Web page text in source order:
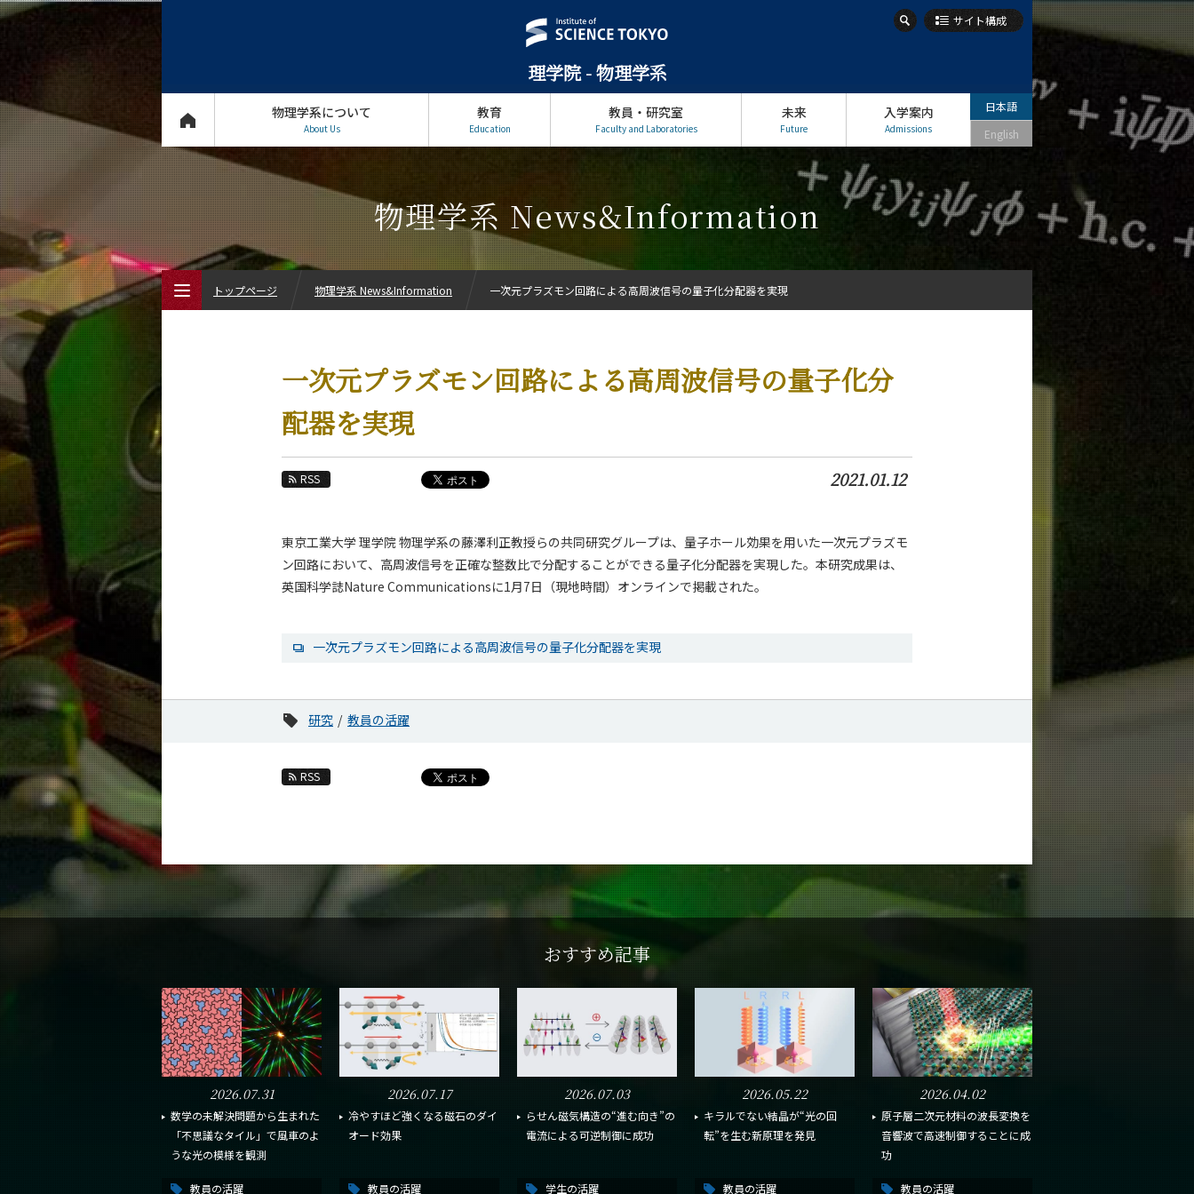
理学院 - 物理学系
サイト構成
物理学系について
About Us
教育
Education
教員・研究室
Faculty and Laboratories
未来
Future
入学案内
Admissions
日本語
English
物理学系 News&Information
一次元プラズモン回路による高周波信号の量子化分
配器を実現
RSS 2021.01.12
東京工業大学 理学院 物理学系の藤澤利正教授らの共同研究グループは、量子ホール効果を用いた一次元プラズモ
ン回路において、高周波信号を正確な整数比で分配することができる量子化分配器を実現した。本研究成果は、
英国科学誌Nature Communicationsに1月7日（現地時間）オンラインで掲載された。
一次元プラズモン回路による高周波信号の量子化分配器を実現
研究 教員の活躍
RSS
おすすめ記事
2026.07.31
数学の未解決問題から生まれた
「不思議なタイル」で風車のよ
うな光の模様を観測
教員の活躍
2026.07.17
冷やすほど強くなる磁石のダイ
オード効果
教員の活躍
2026.07.03
らせん磁気構造の“進む向き”の
電流による可逆制御に成功
学生の活躍
2026.05.22
キラルでない結晶が“光の回
転”を生む新原理を発見
教員の活躍
2026.04.02
原子層二次元材料の波長変換を
音響波で高速制御することに成
功
教員の活躍
トップページ 物理学系 News&Information 一次元プラズモン回路による高周波信号の量子化分配器を実現
物理学系 News&Information
イベントカレンダー